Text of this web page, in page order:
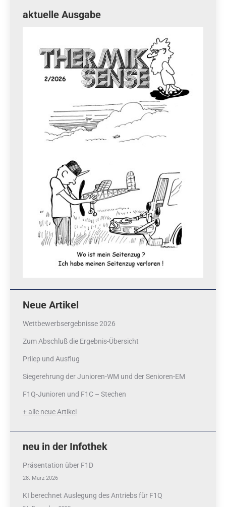
aktuelle Ausgabe
Neue Artikel
Wettbewerbsergebnisse 2026
Zum Abschluß die Ergebnis-Übersicht
Prilep und Ausflug
Siegerehrung der Junioren-WM und der Senioren-EM
F1Q-Junioren und F1C – Stechen
+ alle neue Artikel
neu in der Infothek
Präsentation über F1D
28. März 2026
KI berechnet Auslegung des Antriebs für F1Q